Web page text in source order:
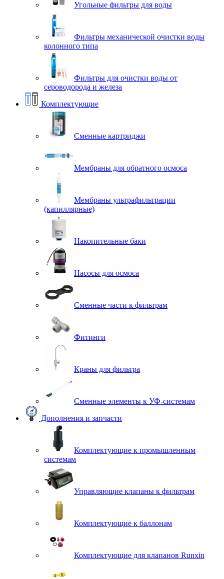
Угольные фильтры для воды
Фильтры механической очистки воды
колонного типа
Фильтры для очистки воды от
сероводорода и железа
Комплектующие
Сменные картриджи
Мембраны для обратного осмоса
Мембраны ультрафильтрации
(капиллярные)
Накопительные баки
Насосы для осмоса
Сменные части к фильтрам
Фитинги
Краны для фильтра
Сменные элементы к УФ-системам
Дополнения и запчасти
Комплектующие к промышленным
системам
Управляющие клапаны к фильтрам
Комплектующие к баллонам
Комплектующие для клапанов Runxin